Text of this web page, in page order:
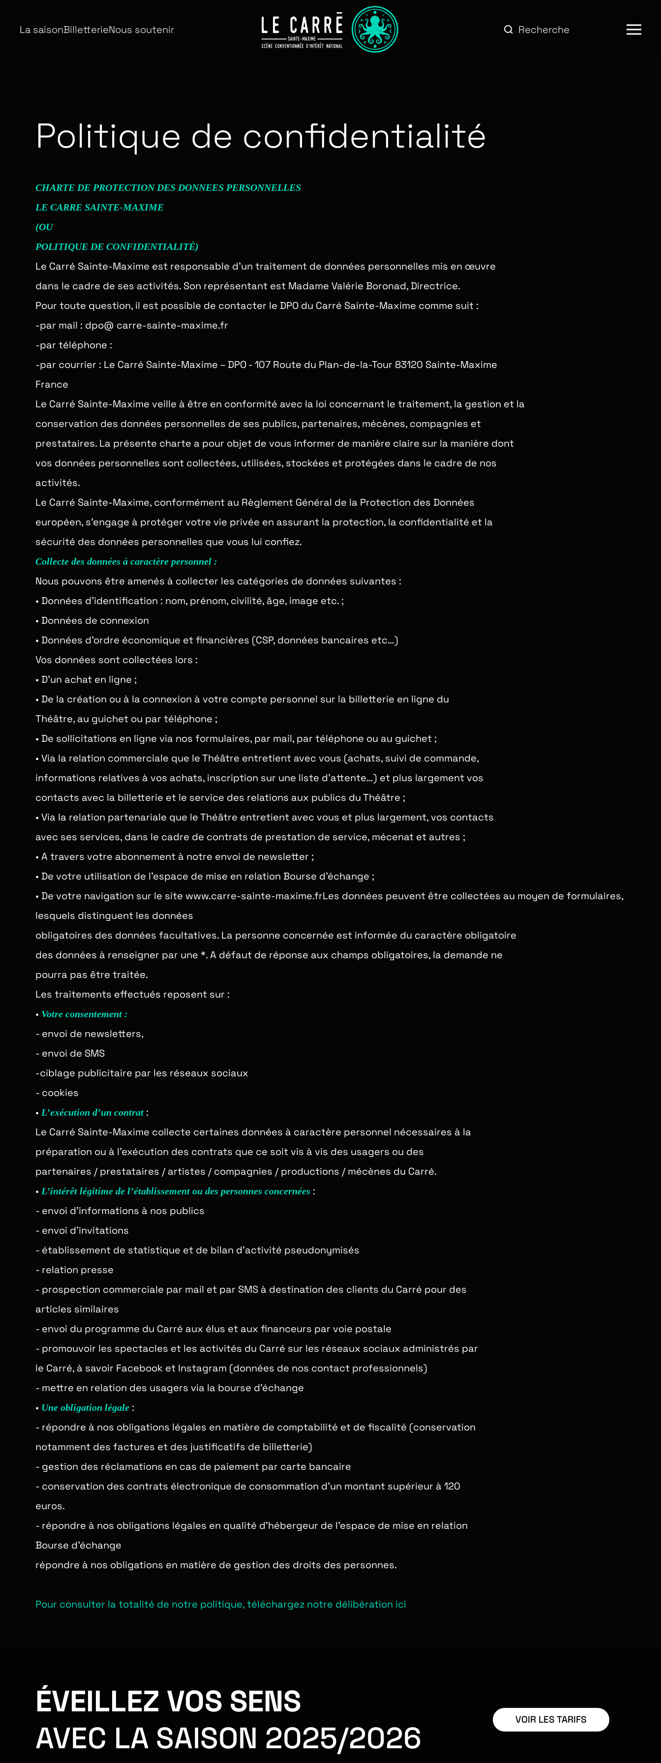
Skip to main content
La saisonBilletterieNous soutenir
Politique de confidentialité
CHARTE DE PROTECTION DES DONNEES PERSONNELLES
LE CARRE SAINTE-MAXIME
(OU
POLITIQUE DE CONFIDENTIALITÉ)
Le Carré Sainte-Maxime est responsable d’un traitement de données personnelles mis en œuvre
dans le cadre de ses activités. Son représentant est Madame Valérie Boronad, Directrice.
Pour toute question, il est possible de contacter le DPO du Carré Sainte-Maxime comme suit :
-par mail : dpo@ carre-sainte-maxime.fr
-par téléphone :
-par courrier : Le Carré Sainte-Maxime – DPO - 107 Route du Plan-de-la-Tour 83120 Sainte-Maxime
France
Le Carré Sainte-Maxime veille à être en conformité avec la loi concernant le traitement, la gestion et la
conservation des données personnelles de ses publics, partenaires, mécènes, compagnies et
prestataires. La présente charte a pour objet de vous informer de manière claire sur la manière dont
vos données personnelles sont collectées, utilisées, stockées et protégées dans le cadre de nos
activités.
Le Carré Sainte-Maxime, conformément au Règlement Général de la Protection des Données
européen, s’engage à protéger votre vie privée en assurant la protection, la confidentialité et la
sécurité des données personnelles que vous lui confiez.
Collecte des données à caractère personnel :
Nous pouvons être amenés à collecter les catégories de données suivantes :
• Données d’identification : nom, prénom, civilité, âge, image etc. ;
• Données de connexion
• Données d’ordre économique et financières (CSP, données bancaires etc…)
Vos données sont collectées lors :
• D’un achat en ligne ;
• De la création ou à la connexion à votre compte personnel sur la billetterie en ligne du
Théâtre, au guichet ou par téléphone ;
• De sollicitations en ligne via nos formulaires, par mail, par téléphone ou au guichet ;
• Via la relation commerciale que le Théâtre entretient avec vous (achats, suivi de commande,
informations relatives à vos achats, inscription sur une liste d’attente…) et plus largement vos
contacts avec la billetterie et le service des relations aux publics du Théâtre ;
• Via la relation partenariale que le Théâtre entretient avec vous et plus largement, vos contacts
avec ses services, dans le cadre de contrats de prestation de service, mécenat et autres ;
• A travers votre abonnement à notre envoi de newsletter ;
• De votre utilisation de l’espace de mise en relation Bourse d’échange ;
• De votre navigation sur le site www.carre-sainte-maxime.frLes données peuvent être collectées au moyen de formulaires,
lesquels distinguent les données
obligatoires des données facultatives. La personne concernée est informée du caractère obligatoire
des données à renseigner par une *. A défaut de réponse aux champs obligatoires, la demande ne
pourra pas être traitée.
Les traitements effectués reposent sur :
• Votre consentement :
- envoi de newsletters,
- envoi de SMS
-ciblage publicitaire par les réseaux sociaux
- cookies
• L’exécution d’un contrat :
Le Carré Sainte-Maxime collecte certaines données à caractère personnel nécessaires à la
préparation ou à l’exécution des contrats que ce soit vis à vis des usagers ou des
partenaires / prestataires / artistes / compagnies / productions / mécènes du Carré.
• L’intérêt légitime de l’établissement ou des personnes concernées :
- envoi d’informations à nos publics
- envoi d’invitations
- établissement de statistique et de bilan d’activité pseudonymisés
- relation presse
- prospection commerciale par mail et par SMS à destination des clients du Carré pour des
articles similaires
- envoi du programme du Carré aux élus et aux financeurs par voie postale
- promouvoir les spectacles et les activités du Carré sur les réseaux sociaux administrés par
le Carré, à savoir Facebook et Instagram (données de nos contact professionnels)
- mettre en relation des usagers via la bourse d’échange
• Une obligation légale :
- répondre à nos obligations légales en matière de comptabilité et de fiscalité (conservation
notamment des factures et des justificatifs de billetterie)
- gestion des réclamations en cas de paiement par carte bancaire
- conservation des contrats électronique de consommation d’un montant supérieur à 120
euros.
- répondre à nos obligations légales en qualité d’hébergeur de l’espace de mise en relation
Bourse d’échange
répondre à nos obligations en matière de gestion des droits des personnes.
Pour consulter la totalité de notre politique, téléchargez notre délibération ici
ÉVEILLEZ VOS SENS
AVEC LA SAISON 2025/2026
VOIR LES TARIFS